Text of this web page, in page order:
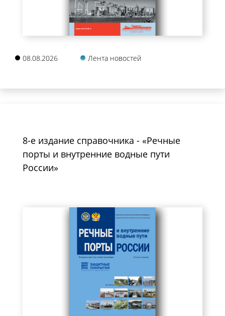
08.08.2026 Лента новостей
8-е издание справочника - «Речные
порты и внутренние водные пути
России»